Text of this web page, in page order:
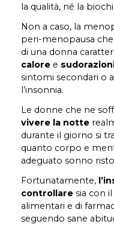
la qualità, né la
Non a caso, la
peri-menopausa
di una donna
calore e
sintomi secondari o
l’insonnia.
Le donne che ne
vivere la notte
durante il giorno si
quanto corpo e
adeguato sonno
Fortunatamente,
controllare sia con
alimentari e di
seguendo sane